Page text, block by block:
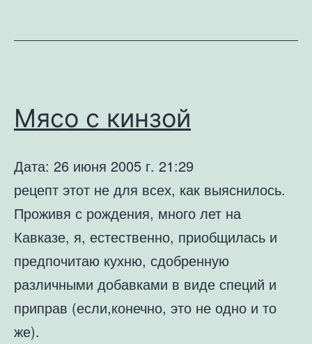
костре
Мясо с кинзой
Дата: 26 июня 2005 г. 21:29
рецепт этот не для всех, как выяснилось.
Проживя с рождения, много лет на
Кавказе, я, естественно, приобщилась и
предпочитаю кухню, сдобренную
различными добавками в виде специй и
приправ (если,конечно, это не одно и то
же).